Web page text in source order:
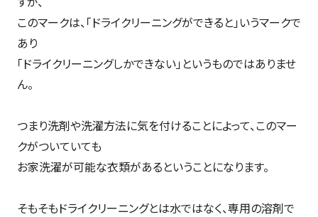
このマークは、「ドライクリーニングができると」いうマークで
あり
「ドライクリーニングしかできない」というものではありませ
ん。
つまり洗剤や洗濯方法に気を付けることによって、このマー
クがついていても
お家洗濯が可能な衣類があるということになります。
そもそもドライクリーニングとは水ではなく、専用の溶剤で